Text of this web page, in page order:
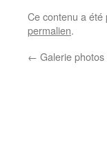
Ce contenu a été
permalien.
← Galerie